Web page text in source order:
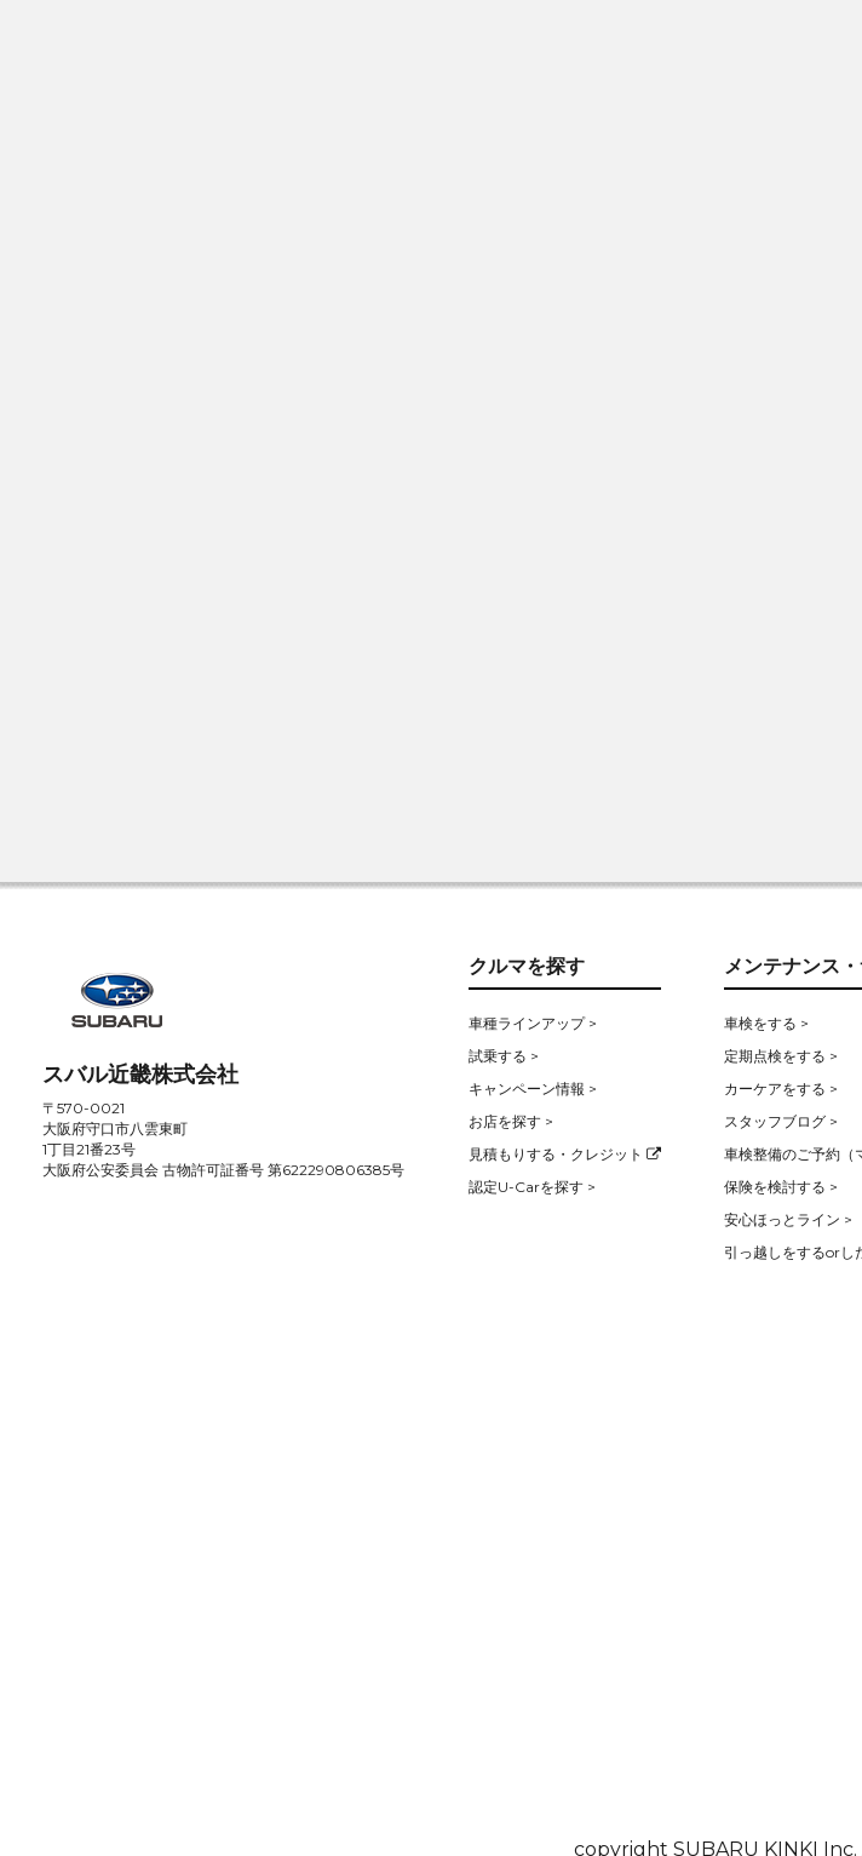
スバル近畿株式会社
〒570-0021
大阪府守口市八雲東町
1丁目21番23号
大阪府公安委員会 古物許可証番号 第622290806385号
クルマを探す
車種ラインアップ >
試乗する >
キャンペーン情報 >
お店を探す >
見積もりする・クレジット
認定U-Carを探す >
メンテナンス
車検をする >
定期点検をする >
カーケアをする >
スタッフブログ >
車検整備のご予約（
保険を検討する >
安心ほっとライン >
引っ越しをするorし
copyright SUBARU KINKI